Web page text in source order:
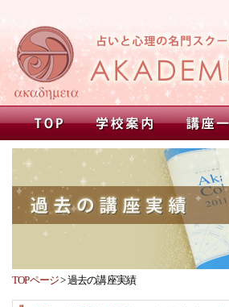
TOPページ>過去の講座実績